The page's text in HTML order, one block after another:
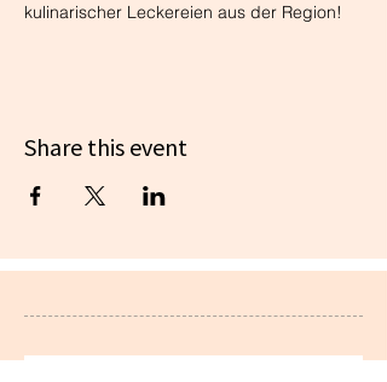
kulinarischer Leckereien aus der Region!
Share this event